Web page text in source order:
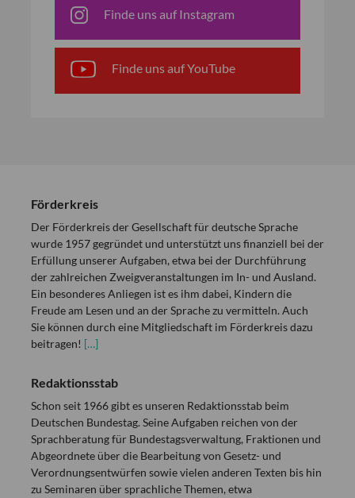
Finde uns auf Instagram
Finde uns auf YouTube
Förderkreis
Der Förderkreis der Gesellschaft für deutsche Sprache
wurde 1957 gegründet und unterstützt uns finanziell bei der
Erfüllung unserer Aufgaben, etwa bei der Durchführung
der zahlreichen Zweigveranstaltungen im In- und Ausland.
Ein besonderes Anliegen ist es ihm dabei, Kindern die
Freude am Lesen und an der Sprache zu vermitteln. Auch
Sie können durch eine Mitgliedschaft im Förderkreis dazu
beitragen! […]
Redaktionsstab
Schon seit 1966 gibt es unseren Redaktionsstab beim
Deutschen Bundestag. Seine Aufgaben reichen von der
Sprachberatung für Bundestagsverwaltung, Fraktionen und
Abgeordnete über die Bearbeitung von Gesetz- und
Verordnungsentwürfen sowie vielen anderen Texten bis hin
zu Seminaren über sprachliche Themen, etwa